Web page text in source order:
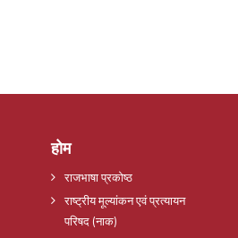
होम
राजभाषा प्रकोष्ठ
राष्ट्रीय मूल्यांकन एवं प्रत्यायन
परिषद (नाक)